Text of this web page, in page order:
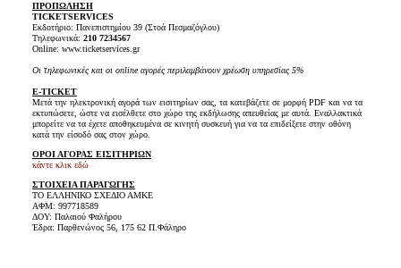
ΠΡΟΠΩΛΗΣΗ
TICKETSERVICES
Εκδοτήριο: Πανεπιστημίου 39 (Στοά Πεσμαζόγλου)
Τηλεφωνικά: 210 7234567
Online: www.ticketservices.gr
Οι τηλεφωνικές και οι online αγορές περιλαμβάνουν χρέωση υπηρεσίας 5%
E-TICKET
Μετά την ηλεκτρονική αγορά των εισιτηρίων σας, τα κατεβάζετε σε μορφή PDF και να τα
εκτυπώσετε, ώστε να εισέλθετε στο χώρο της εκδήλωσης απευθείας με αυτά. Εναλλακτικά
μπορείτε να τα έχετε αποθηκευμένα σε κινητή συσκευή για να τα επιδείξετε στην οθόνη
κατά την είσοδό σας στον χώρο.
ΟΡΟΙ ΑΓΟΡΑΣ ΕΙΣΙΤΗΡΙΩΝ
κάντε κλικ εδώ
ΣΤΟΙΧΕΙΑ ΠΑΡΑΓΩΓΗΣ
ΤΟ ΕΛΛΗΝΙΚΟ ΣΧΕΔΙΟ ΑΜΚΕ
ΑΦΜ: 997718589
ΔΟΥ: Παλαιού Φαλήρου
Έδρα: Παρθενώνος 56, 175 62 Π.Φάληρο